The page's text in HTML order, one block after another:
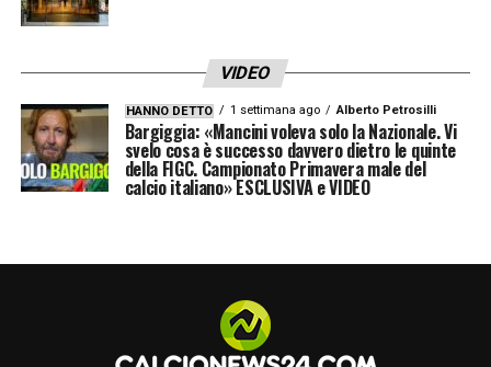
VIDEO
HANNO DETTO 1 settimana ago Alberto Petrosilli
Bargiggia: «Mancini voleva solo la Nazionale. Vi
svelo cosa è successo davvero dietro le quinte
della FIGC. Campionato Primavera male del
calcio italiano» ESCLUSIVA e VIDEO